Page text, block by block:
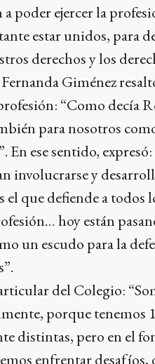
poder ejercer la
estar unidos, para
derechos y los
Giménez
“Como decía
para nosotros
En ese sentido,
involucrarse y
que defiende a todos
hoy están
un escudo para la
del Colegio:
porque tenemos
distintas, pero en el
enfrentar